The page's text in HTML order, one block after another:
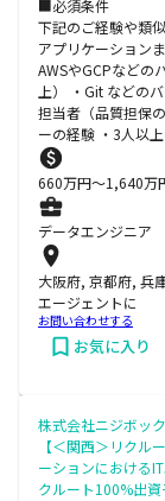
■必須条件
下記のご経験や類
アプリケーション
AWSやGCPなどの
上） ・Git などの
担当者（品質担保
ーの経験 ・3人以
660万円〜1,640万
データエンジニア
大阪府, 京都府, 兵
エージェントに
お問い合わせする
お気に入り
株式会社ニジボッ
【＜関西＞リクル
ーションにおける
クルート100%出